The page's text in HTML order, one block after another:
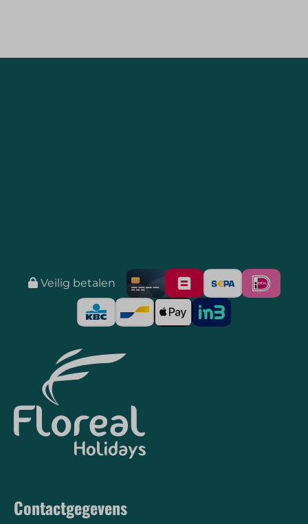
Veilig betalen
Contactgegevens